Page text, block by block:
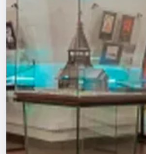
События
Города
Площадки
Артисты
Рейтинги